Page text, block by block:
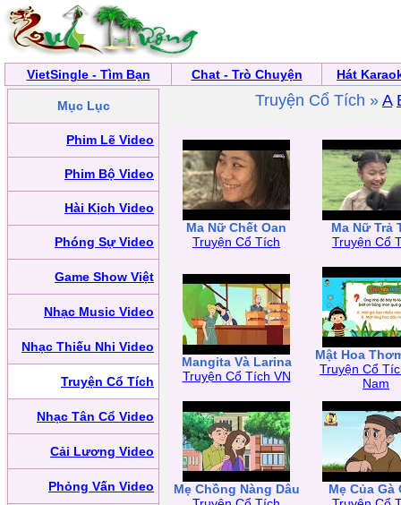
VietSingle - Tìm Bạn Chat - Trò Chuyện Hát
Mục Lục
Phim Lẽ Video
Phim Bộ Video
Hài Kịch Video
Phóng Sự Video
Game Show Việt
Nhạc Music Video
Nhạc Thiếu Nhi Video
Truyện Cổ Tích
Nhạc Tân Cổ Video
Cải Lương Video
Phỏng Vấn Video
Truyện Cổ Tích » A
Ma Nữ Chết Oan
Truyện Cổ Tích
Ma Nữ Trả
Truyện Cổ
Mangita Và Larina
Truyện Cổ Tích VN
Mật Hoa
Truyện Cổ
Nam
Mẹ Chồng Nàng Dâu
Mẹ Của Gà